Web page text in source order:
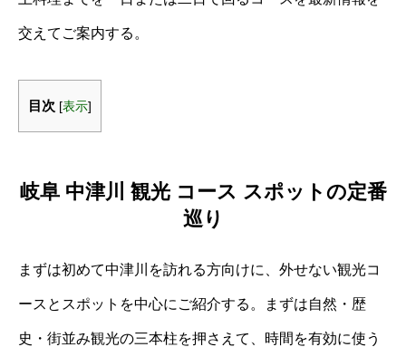
交えてご案内する。
目次 [表示]
岐阜 中津川 観光 コース スポットの定番
巡り
まずは初めて中津川を訪れる方向けに、外せない観光コ
ースとスポットを中心にご紹介する。まずは自然・歴
史・街並み観光の三本柱を押さえて、時間を有効に使う